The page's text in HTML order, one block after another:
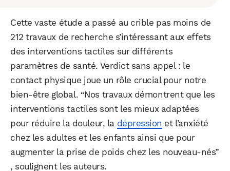
Cette vaste étude a passé au crible pas moins de
212 travaux de recherche s’intéressant aux effets
des interventions tactiles sur différents
paramètres de santé. Verdict sans appel : le
contact physique joue un rôle crucial pour notre
bien-être global. “Nos travaux démontrent que les
interventions tactiles sont les mieux adaptées
pour réduire la douleur, la dépression et l’anxiété
chez les adultes et les enfants ainsi que pour
augmenter la prise de poids chez les nouveau-nés”
, soulignent les auteurs.